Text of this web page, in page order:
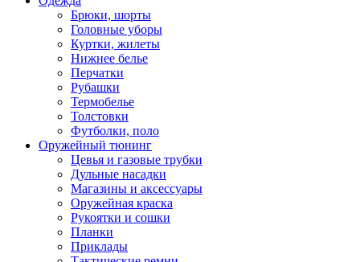
Брюки, шорты
Головные уборы
Куртки, жилеты
Нижнее белье
Перчатки
Рубашки
Термобелье
Толстовки
Футболки, поло
Оружейный тюнинг
Цевья и газовые трубки
Дульные насадки
Магазины и аксессуары
Оружейная краска
Рукоятки и сошки
Планки
Приклады